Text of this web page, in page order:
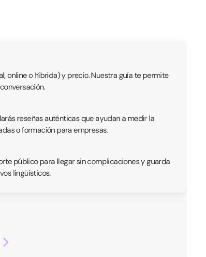
online o híbrida) y precio. Nuestra guía te permite
reseñas auténticas que ayudan a medir la
o formación para empresas.
público para llegar sin complicaciones y guarda
lingüísticos.